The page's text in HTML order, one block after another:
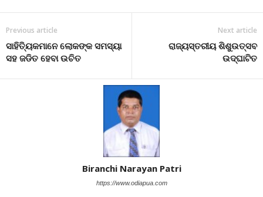
Previous article
ସାହିତ୍ୟିକମାନେ ଲୋକଙ୍କ ସମସ୍ୟା
ସହ ଜଡିତ ହେବା ଉଚିତ
Next article
ରାଜ୍ୟସ୍ତରୀୟ ଶିଶୁଉତ୍ସବ
ଉଦ୍‌ଘାଟିତ
Biranchi Narayan Patri
https://www.odiapua.com